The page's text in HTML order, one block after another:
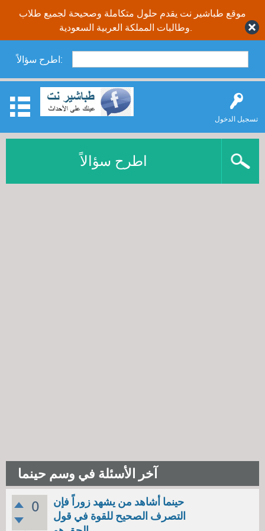
موقع طباشير نت يقدم حلول متكاملة وصحيحة لجميع طلاب
اطرح سؤالاً:
تسجيل الدخول
اطرح سؤالاً
آخر الأسئلة في وسم حينما
0
حينما أشاهد من يشهد زوراً فإن
التصرف الصحيح للقوة في قول